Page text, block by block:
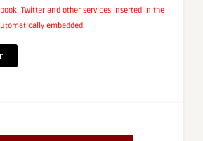
Twitter and other services inserted in the
embedded.